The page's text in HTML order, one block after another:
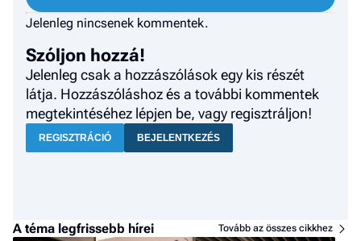
Jelenleg nincsenek kommentek.
Szóljon hozzá!
Jelenleg csak a hozzászólások egy kis részét
látja. Hozzászóláshoz és a további kommentek
megtekintéséhez lépjen be, vagy regisztráljon!
REGISZTRÁCIÓ BEJELENTKEZÉS
A téma legfrissebb hírei Tovább az összes cikkhez